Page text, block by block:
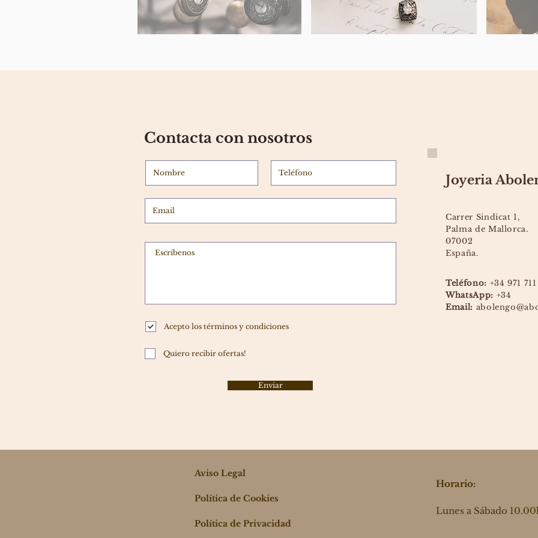
Contacta con nosotros
Acepto los términos y condiciones
Quiero recibir ofertas!
Enviar
Joyeria
Carrer Sindicat 1,
Palma de Mallorca.
07002
España.
Teléfono: +34 971
WhatsApp: +34
Email:
Aviso Legal
Política de Cookies
Política de Privacidad
Horario:
Lunes a Sábado